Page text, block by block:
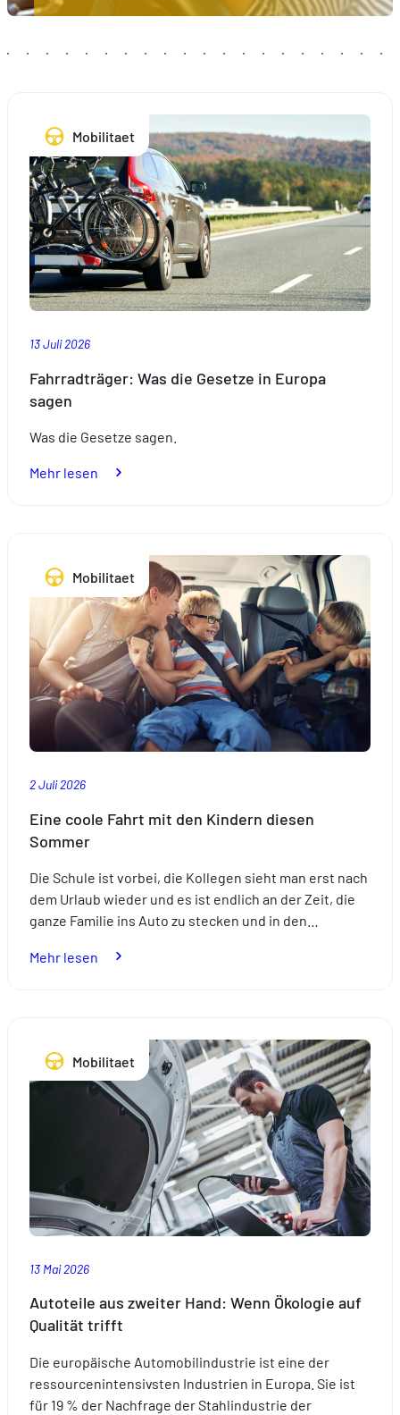
Mobilitaet
13 Juli 2026
Fahrradträger: Was die Gesetze in Europa
sagen
Was die Gesetze sagen.
Mehr lesen
in
Europa
sagen
Mobilitaet
2 Juli 2026
Eine coole Fahrt mit den Kindern diesen
Sommer
Die Schule ist vorbei, die Kollegen sieht man erst nach
dem Urlaub wieder und es ist endlich an der Zeit, die
ganze Familie ins Auto zu stecken und in den…
Mehr lesen
den
Kindern
diesen
Sommer
Mobilitaet
13 Mai 2026
Autoteile aus zweiter Hand: Wenn Ökologie auf
Qualität trifft
Die europäische Automobilindustrie ist eine der
ressourcenintensivsten Industrien in Europa. Sie ist
für 19 % der Nachfrage der Stahlindustrie der